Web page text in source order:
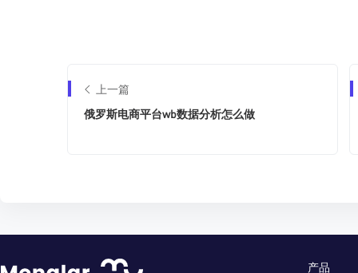
上一篇
俄罗斯电商平台wb数据分析怎么做
产品